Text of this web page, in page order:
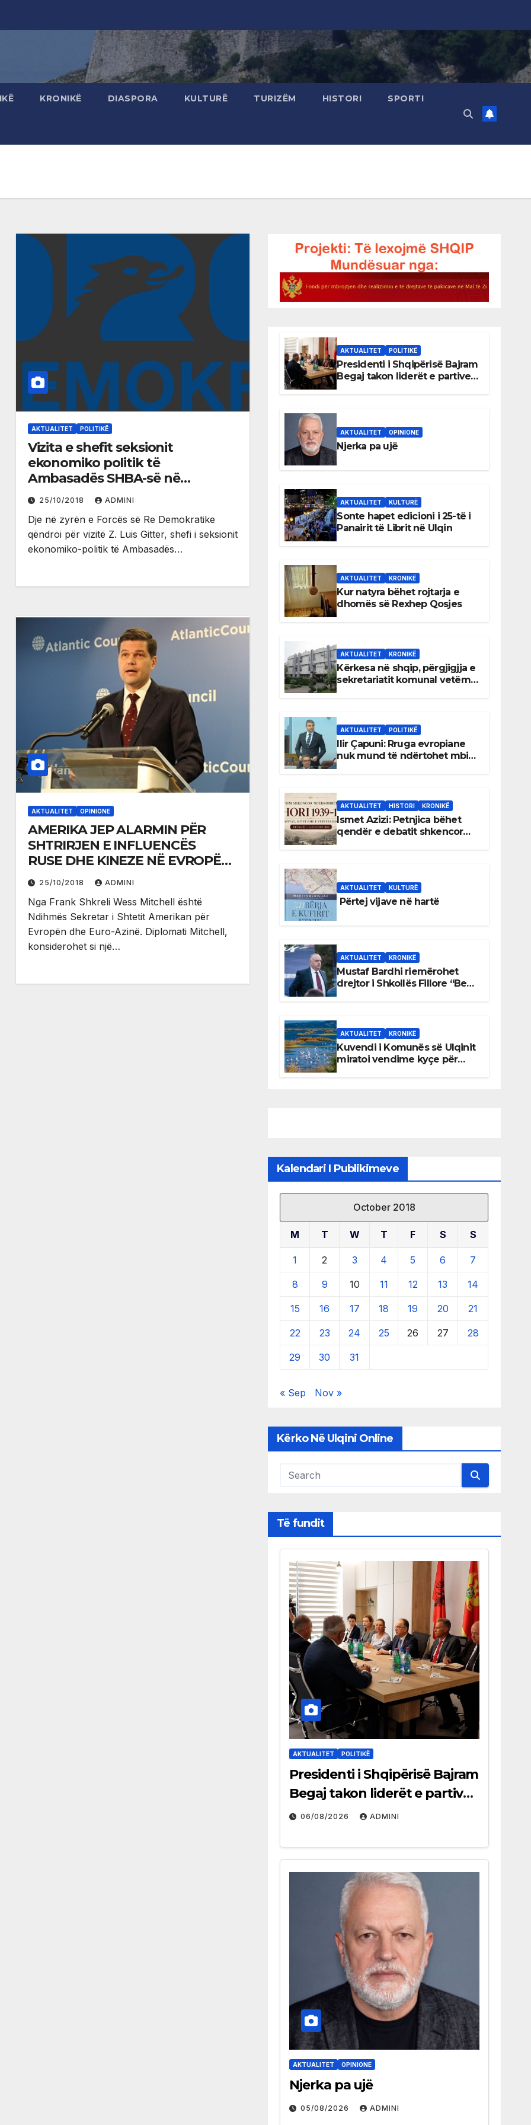
KRONIKË DIASPORA KULTURË TURIZËM HISTORI SPORTI
AKTUALITET POLITIKË
Vizita e shefit seksionit
ekonomiko politik të
Ambasadës SHBA-së në
Podgoricë
25/10/2018 ADMINI
Dje në zyrën e Forcës së Re Demokratike
qëndroi për vizitë Z. Luis Gitter, shefi i seksionit
ekonomiko-politik të Ambasadës…
AKTUALITET OPINIONE
AMERIKA JEP ALARMIN PËR
SHTRIRJEN E INFLUENCËS
RUSE DHE KINEZE NË EVROPËN
LINDORE DHE QENDRORE
25/10/2018 ADMINI
Nga Frank Shkreli Wess Mitchell është
Ndihmës Sekretar i Shtetit Amerikan për
Evropën dhe Euro-Azinë. Diplomati Mitchell,
konsiderohet si një…
AKTUALITET POLITIKË
Presidenti i Shqipërisë Bajram
Begaj takon liderët e partive
AKTUALITET OPINIONE
Njerka pa ujë
AKTUALITET KULTURË
Sonte hapet edicioni i 25-të i
Panairit të Librit në Ulqin
AKTUALITET KRONIKË
Kur natyra bëhet rojtarja e
dhomës së Rexhep Qosjes
AKTUALITET KRONIKË
Kërkesa në shqip, përgjigjja e
sekretariatit komunal vetëm
AKTUALITET POLITIKË
Ilir Çapuni: Rruga evropiane
nuk mund të ndërtohet mbi
AKTUALITET HISTORI KRONIKË
Ismet Azizi: Petnjica bëhet
qendër e debatit shkencor
AKTUALITET KULTURË
Përtej vijave në hartë
AKTUALITET KRONIKË
Mustaf Bardhi riemërohet
drejtor i Shkollës Fillore “Bedri
AKTUALITET KRONIKË
Kuvendi i Komunës së Ulqinit
miratoi vendime kyçe për
Kalendari I Publikimeve
October 2018
M T W T F S S
1 2 3 4 5 6 7
8 9 10 11 12 13 14
15 16 17 18 19 20 21
22 23 24 25 26 27 28
29 30 31
« Sep Nov »
Kërko Në Ulqini Online
Të fundit
AKTUALITET POLITIKË
Presidenti i Shqipërisë Bajram
Begaj takon liderët e partive
shqiptare në Ulqin
06/08/2026 ADMINI
AKTUALITET OPINIONE
Njerka pa ujë
05/08/2026 ADMINI